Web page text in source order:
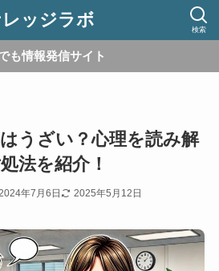
ッジラボ 検索
も情報発信サイト
うざい？心理を読み解
法を紹介！
年7月6日 2025年5月12日